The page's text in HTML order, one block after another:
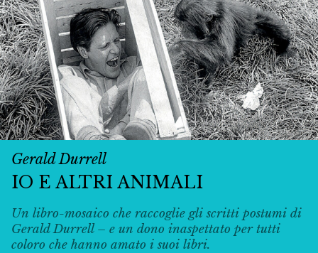
Gerald Durrell
IO E ALTRI ANIMALI
Un libro-mosaico che raccoglie gli scritti postumi di
Gerald Durrell – e un dono inaspettato per tutti
coloro che hanno amato i suoi libri.